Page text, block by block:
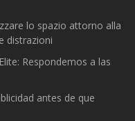
lo spazio attorno alla
distrazioni
Respondemos a las
antes de que